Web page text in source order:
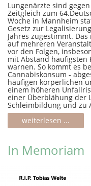
Lungenärzte sind
Zeitgleich zum
Woche in Mannheim
Gesetz zur
Jahres zugestimmt.
auf mehreren
vor den Folgen,
mit Abstand häufigsten
warnen. So kommt es
Cannabiskonsum -
häufigen körperlichen
einem höheren
einer Überblähung der
Schleimbildung und zu
weiterlesen ...
In Memoriam